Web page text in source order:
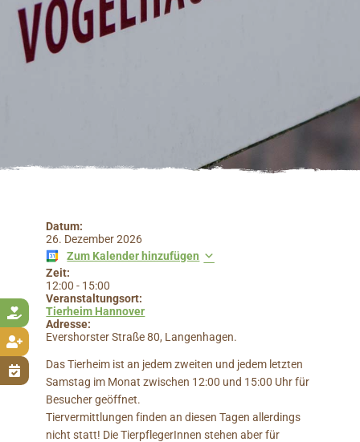



Datum:
26. Dezember 2026
Zum Kalender hinzufügen
Zeit:
12:00 - 15:00
Veranstaltungsort:
Tierheim Hannover
Adresse:
Evershorster Straße 80, Langenhagen.
Das Tierheim ist an jedem zweiten und jedem letzten
Samstag im Monat zwischen 12:00 und 15:00 Uhr für
Besucher geöffnet.
Tiervermittlungen finden an diesen Tagen allerdings
nicht statt! Die TierpflegerInnen stehen aber für